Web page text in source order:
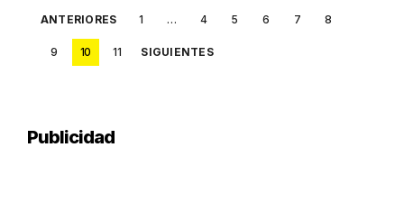
Posts
pagination
ANTERIORES 1 … 4 5 6 7 8
9 10 11 SIGUIENTES
Publicidad